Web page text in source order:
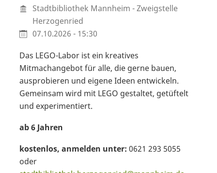
Stadtbibliothek Mannheim - Zweigstelle
Herzogenried
07.10.2026 - 15:30
Das LEGO-Labor ist ein kreatives
Mitmachangebot für alle, die gerne bauen,
ausprobieren und eigene Ideen entwickeln.
Gemeinsam wird mit LEGO gestaltet, getüftelt
und experimentiert.
ab 6 Jahren
kostenlos, anmelden unter: 0621 293 5055
oder